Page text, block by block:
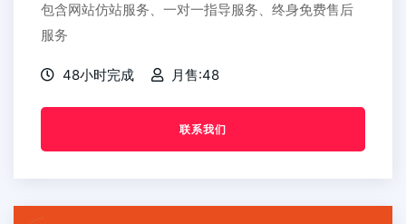
包含网站仿站服务、一对一指导服务、终身免费售后
服务
48小时完成 月售:48
联系我们